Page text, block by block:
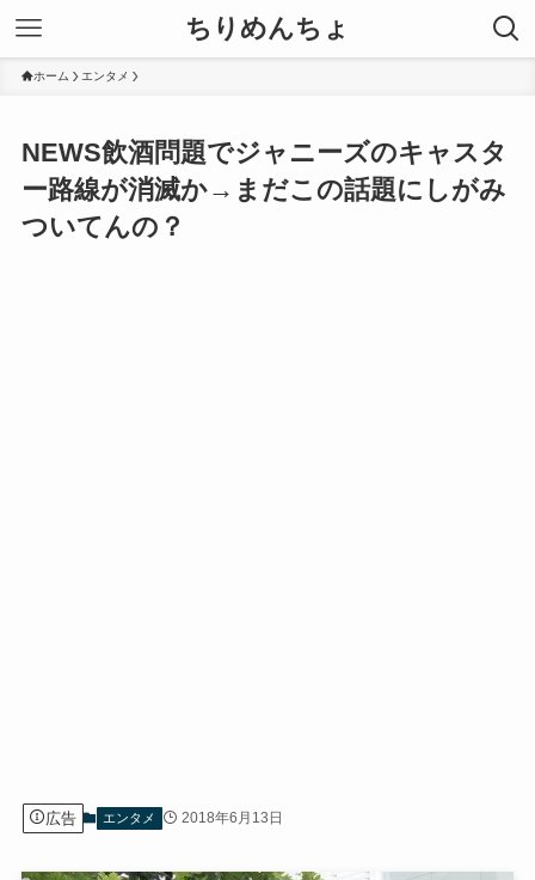
ちりめんちょ
ホーム エンタメ
NEWS飲酒問題でジャニーズのキャスタ
ー路線が消滅か→まだこの話題にしがみ
ついてんの？
広告 エンタメ 2018年6月13日